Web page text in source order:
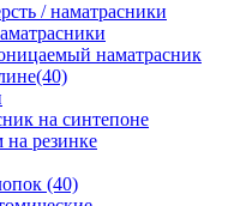
/ наматрасники
наматрасник
на синтепоне
на резинке
(40)